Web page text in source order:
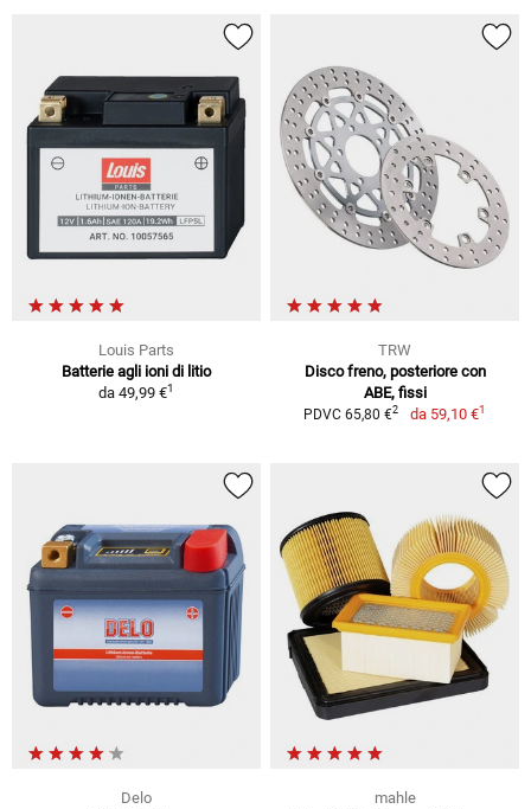
Louis Parts
Batterie agli ioni di litio
da 49,99 €1
TRW
Disco freno, posteriore con
ABE, fissi
PDVC 65,80 €2 da 59,10 €1
Delo
mahle